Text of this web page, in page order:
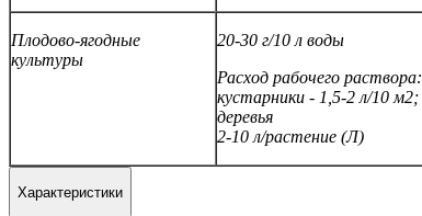
Плодово-ягодные
культуры
20-30 г/10 л воды
Расход рабочего раствора:
кустарники - 1,5-2 л/10 м2;
деревья
2-10 л/растение (Л)
Характеристики